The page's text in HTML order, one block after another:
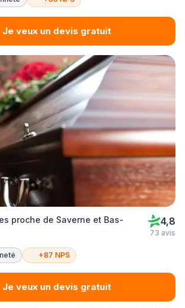
Je veux un devis gratuit
proche de Saverne et Bas-
4,8
73 avis
+87 NPS
Je veux un devis gratuit